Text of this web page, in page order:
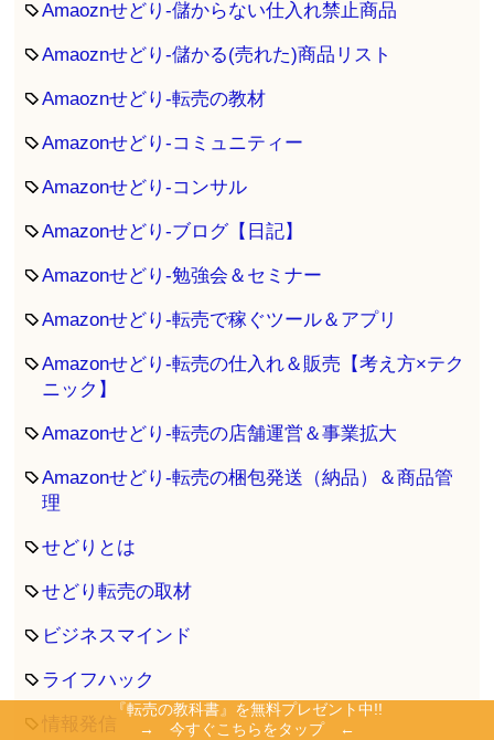
Amaoznせどり-儲からない仕入れ禁止商品
Amaoznせどり-儲かる(売れた)商品リスト
Amaoznせどり-転売の教材
Amazonせどり-コミュニティー
Amazonせどり-コンサル
Amazonせどり-ブログ【日記】
Amazonせどり-勉強会＆セミナー
Amazonせどり-転売で稼ぐツール＆アプリ
Amazonせどり-転売の仕入れ＆販売【考え方×テク
ニック】
Amazonせどり-転売の店舗運営＆事業拡大
Amazonせどり-転売の梱包発送（納品）＆商品管
理
せどりとは
せどり転売の取材
ビジネスマインド
ライフハック
情報発信
『転売の教科書』を無料プレゼント中!!
→ 今すぐこちらをタップ ←